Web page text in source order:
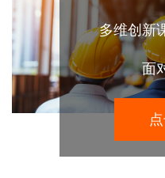
多维创新
面